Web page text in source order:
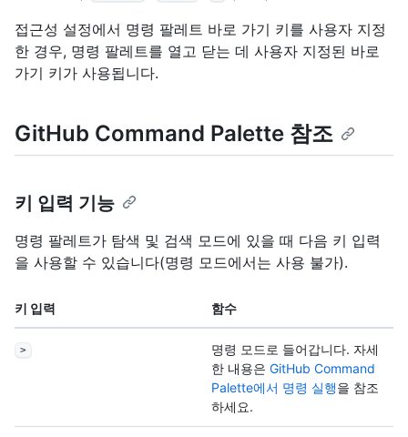
접근성 설정에서 명령 팔레트 바로 가기 키를 사용자 지정
한 경우, 명령 팔레트를 열고 닫는 데 사용자 지정된 바로
가기 키가 사용됩니다.
GitHub Command Palette 참조
키 입력 기능
명령 팔레트가 탐색 및 검색 모드에 있을 때 다음 키 입력
을 사용할 수 있습니다(명령 모드에서는 사용 불가).
키 입력 함수
>
명령 모드로 들어갑니다. 자세
한 내용은 GitHub Command
Palette에서 명령 실행을 참조
하세요.